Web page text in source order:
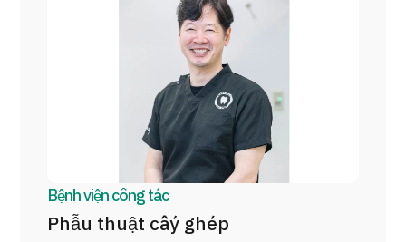
Tìm theo xét nghiệm / phương pháp /
Dành cho cơ sở y tế
Bệnh viện công tác
Phẫu thuật cấy ghép